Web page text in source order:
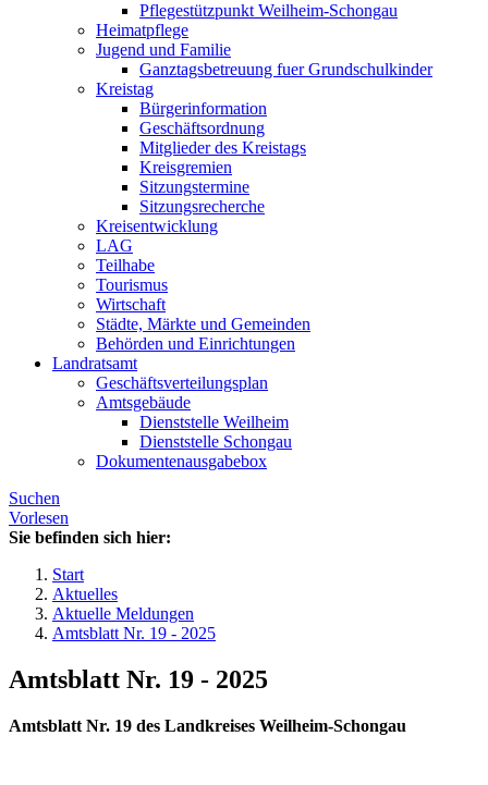
Pflegestützpunkt Weilheim-Schongau
Heimatpflege
Jugend und Familie
Ganztagsbetreuung fuer Grundschulkinder
Kreistag
Bürgerinformation
Geschäftsordnung
Mitglieder des Kreistags
Kreisgremien
Sitzungstermine
Sitzungsrecherche
Kreisentwicklung
LAG
Teilhabe
Tourismus
Wirtschaft
Städte, Märkte und Gemeinden
Behörden und Einrichtungen
Landratsamt
Geschäftsverteilungsplan
Amtsgebäude
Dienststelle Weilheim
Dienststelle Schongau
Dokumentenausgabebox
Suchen
Vorlesen
Sie befinden sich hier:
Start
Aktuelles
Aktuelle Meldungen
Amtsblatt Nr. 19 - 2025
Amtsblatt Nr. 19 - 2025
Amtsblatt Nr. 19 des Landkreises Weilheim-Schongau